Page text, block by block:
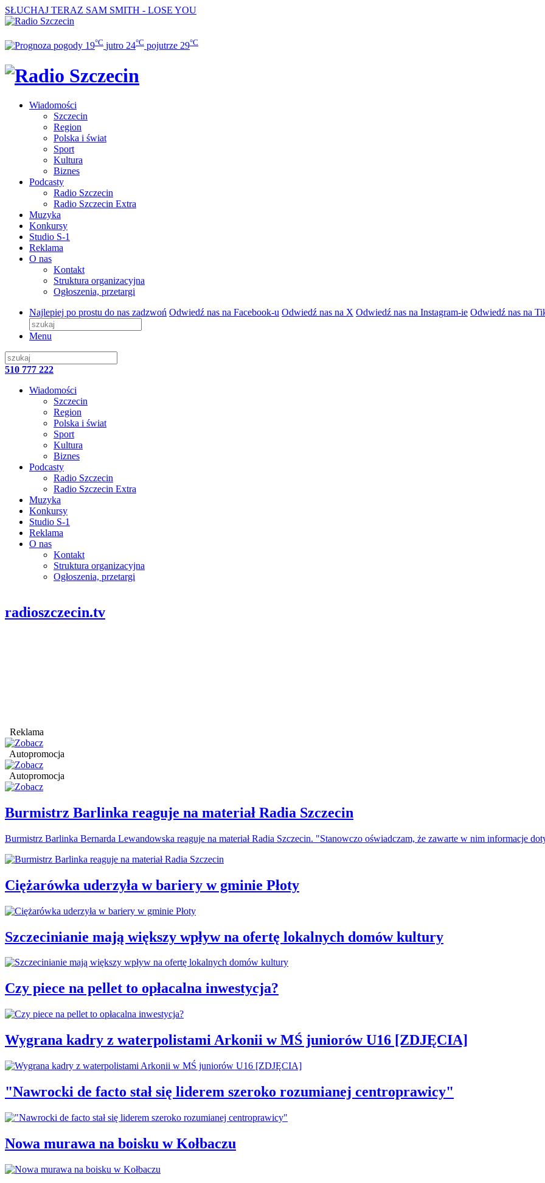
SŁUCHAJ TERAZ SAM SMITH - LOSE YOU
19°C jutro 24°C pojutrze 29°C
Wiadomości
Szczecin
Region
Polska i świat
Sport
Kultura
Biznes
Podcasty
Radio Szczecin
Radio Szczecin Extra
Muzyka
Konkursy
Studio S-1
Reklama
O nas
Kontakt
Struktura organizacyjna
Ogłoszenia, przetargi
Najlepiej po prostu do nas zadzwoń Odwiedź nas na Facebook-u Odwiedź nas na X Odwiedź nas na Instagram-ie Odwiedź nas na
Menu
510 777 222
Wiadomości
Szczecin
Region
Polska i świat
Sport
Kultura
Biznes
Podcasty
Radio Szczecin
Radio Szczecin Extra
Muzyka
Konkursy
Studio S-1
Reklama
O nas
Kontakt
Struktura organizacyjna
Ogłoszenia, przetargi
radioszczecin.tv
Reklama
Autopromocja
Autopromocja
Burmistrz Barlinka reaguje na materiał Radia Szczecin
Burmistrz Barlinka Bernarda Lewandowska reaguje na materiał Radia Szczecin. "Stanowczo oświadczam, że zawarte w nim informacje
Ciężarówka uderzyła w bariery w gminie Płoty
Szczecinianie mają większy wpływ na ofertę lokalnych domów kultury
Czy piece na pellet to opłacalna inwestycja?
Wygrana kadry z waterpolistami Arkonii w MŚ juniorów U16 [ZDJĘCIA]
"Nawrocki de facto stał się liderem szeroko rozumianej centroprawicy"
Nowa murawa na boisku w Kołbaczu